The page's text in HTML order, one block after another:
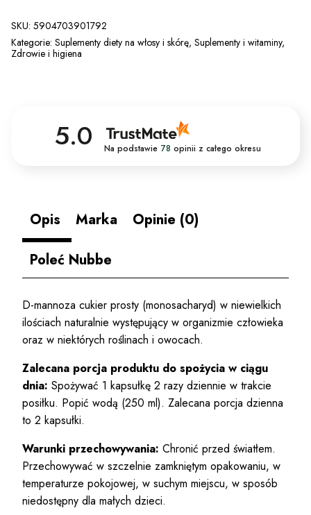
SKU: 5904703901792
Kategorie: Suplementy diety na włosy i skórę, Suplementy i witaminy,
Zdrowie i higiena
5.0 Na podstawie 78 opinii z całego okresu
Opis Marka
Opinie (0)
Poleć Nubbe
D-mannoza cukier prosty (monosacharyd) w niewielkich
ilościach naturalnie występujący w organizmie człowieka
oraz w niektórych roślinach i owocach.
Zalecana porcja produktu do spożycia w ciągu
dnia: Spożywać 1 kapsułkę 2 razy dziennie w trakcie
posiłku. Popić wodą (250 ml). Zalecana porcja dzienna
to 2 kapsułki.
Warunki przechowywania: Chronić przed światłem.
Przechowywać w szczelnie zamkniętym opakowaniu, w
temperaturze pokojowej, w suchym miejscu, w sposób
niedostępny dla małych dzieci.